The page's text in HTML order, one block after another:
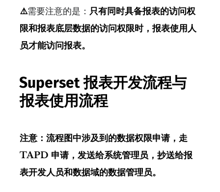
⚠️需要注意的是： 只有同时具备报表的访问权
限和报表底层数据的访问权限时，报表使用人
员才能访问报表。
Superset 报表开发流程与
报表使用流程
注意：流程图中涉及到的数据权限申请，走
TAPD 申请，发送给系统管理员，抄送给报
表开发人员和数据域的数据管理员。